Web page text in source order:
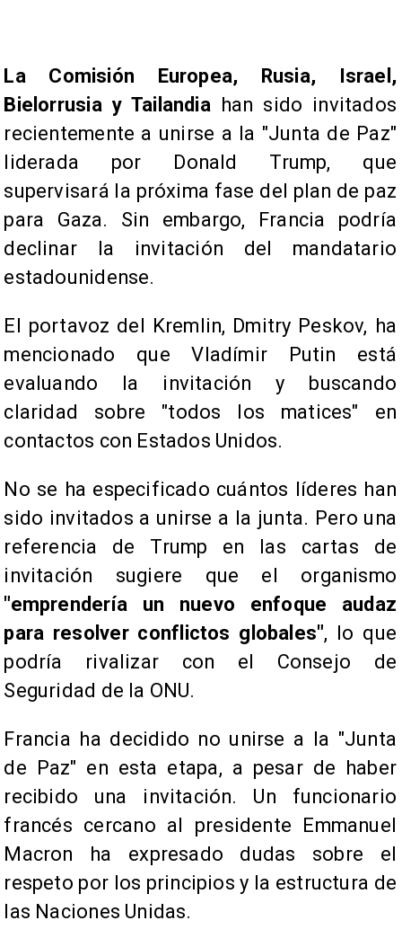
La Comisión Europea, Rusia, Israel,
Bielorrusia y Tailandia han sido invitados
recientemente a unirse a la "Junta de Paz"
liderada por Donald Trump, que
supervisará la próxima fase del plan de paz
para Gaza. Sin embargo, Francia podría
declinar la invitación del mandatario
estadounidense.
El portavoz del Kremlin, Dmitry Peskov, ha
mencionado que Vladímir Putin está
evaluando la invitación y buscando
claridad sobre "todos los matices" en
contactos con Estados Unidos.
No se ha especificado cuántos líderes han
sido invitados a unirse a la junta. Pero una
referencia de Trump en las cartas de
invitación sugiere que el organismo
"emprendería un nuevo enfoque audaz
para resolver conflictos globales", lo que
podría rivalizar con el Consejo de
Seguridad de la ONU.
Francia ha decidido no unirse a la "Junta
de Paz" en esta etapa, a pesar de haber
recibido una invitación. Un funcionario
francés cercano al presidente Emmanuel
Macron ha expresado dudas sobre el
respeto por los principios y la estructura de
las Naciones Unidas.